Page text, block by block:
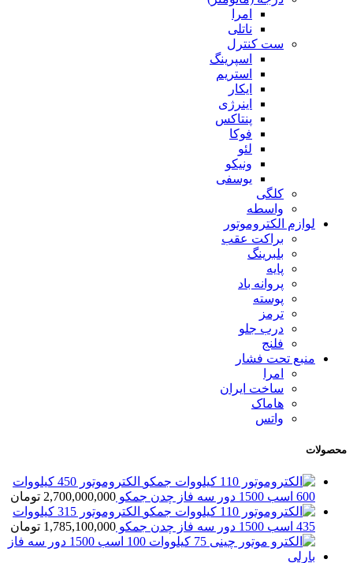
امرا
ناتلی
ست کنترل
اسپرینگ
استریم
ایکار
اینرژی
پنتاکس
فوکا
لئو
ونیکو
یوسفی
کلگی
واسطه
لوازم الکتروموتور
براکت عقب
بلبرینگ
پایه
پروانه باد
پوسته
ترمز
درب جلو
فلنج
منبع تحت فشار
امرا
ساخت ایران
هاماک
واتس
محصولات
الکتروموتور 450 کیلووات
600 اسب 1500 دور سه فاز چدن جمکو
2,700,000,000 تومان
الکتروموتور 315 کیلووات
435 اسب 1500 دور سه فاز چدن جمکو
1,785,100,000 تومان